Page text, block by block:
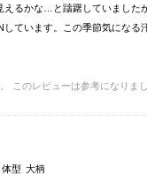
るかな…と躊躇していました
しています。この季節気にな
このレビューは参考になりま
体型 大柄